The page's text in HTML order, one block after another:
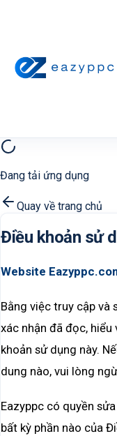
Đang tải ứng dụng
Quay về trang chủ
Điều khoản sử
Website
Bằng việc truy cập và
xác nhận đã đọc,
khoản sử dụng này.
dung nào, vui lòng
Eazyppc có quyền
bất kỳ phần nào của